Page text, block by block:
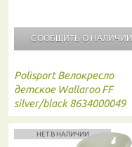
СООБЩИТЬ О НАЛИЧИИ
Polisport Велокресло
детское Wallaroo FF
silver/black 8634000049
НЕТ В НАЛИЧИИ